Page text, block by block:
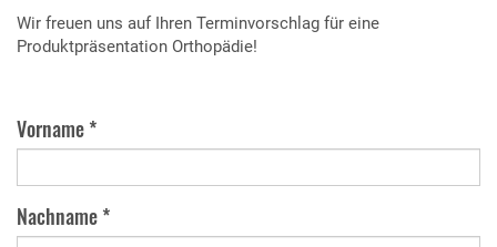
Wir freuen uns auf Ihren Terminvorschlag für eine
Produktpräsentation Orthopädie!
Vorname *
Nachname *